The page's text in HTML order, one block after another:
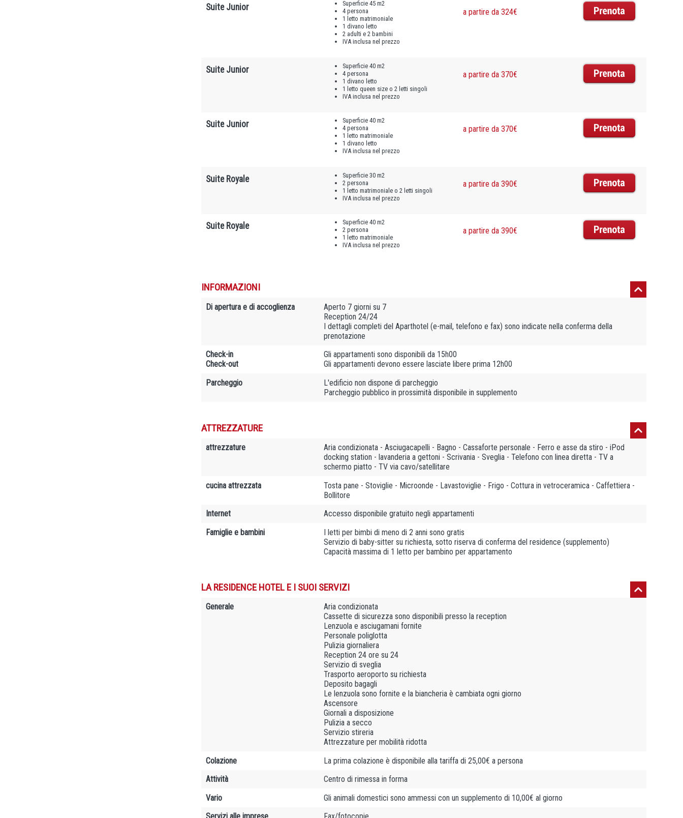
Suite Junior
Superficie 45 m2
4 persona
1 letto matrimoniale
1 divano letto
2 adulti e 2 bambini
IVA inclusa nel prezzo
a partire da 324€
Suite Junior
Superficie 40 m2
4 persona
1 divano letto
1 letto queen size o 2 letti singoli
IVA inclusa nel prezzo
a partire da 370€
Suite Junior
Superficie 40 m2
4 persona
1 letto matrimoniale
1 divano letto
IVA inclusa nel prezzo
a partire da 370€
Suite Royale
Superficie 30 m2
2 persona
1 letto matrimoniale o 2 letti singoli
IVA inclusa nel prezzo
a partire da 390€
Suite Royale
Superficie 40 m2
2 persona
1 letto matrimoniale
IVA inclusa nel prezzo
a partire da 390€
INFORMAZIONI
Di apertura e di accoglienza
Aperto 7 giorni su 7
Reception 24/24
I dettagli completi del Aparthotel (e-mail, telefono e fax) sono indicate nella conferma della
prenotazione
Check-in
Check-out
Gli appartamenti sono disponibili da 15h00
Gli appartamenti devono essere lasciate libere prima 12h00
Parcheggio
L'edificio non dispone di parcheggio
Parcheggio pubblico in prossimità disponibile in supplemento
ATTREZZATURE
attrezzature
Aria condizionata - Asciugacapelli - Bagno - Cassaforte personale - Ferro e asse da stiro - iPod
docking station - lavanderia a gettoni - Scrivania - Sveglia - Telefono con linea diretta - TV a
schermo piatto - TV via cavo/satellitare
cucina attrezzata
Tosta pane - Stoviglie - Microonde - Lavastoviglie - Frigo - Cottura in vetroceramica - Caffettiera -
Bollitore
Internet
Accesso disponibile gratuito negli appartamenti
Famiglie e bambini
I letti per bimbi di meno di 2 anni sono gratis
Servizio di baby-sitter su richiesta, sotto riserva di conferma del residence (supplemento)
Capacità massima di 1 letto per bambino per appartamento
LA RESIDENCE HOTEL E I SUOI SERVIZI
Generale
Aria condizionata
Cassette di sicurezza sono disponibili presso la reception
Lenzuola e asciugamani fornite
Personale poliglotta
Pulizia giornaliera
Reception 24 ore su 24
Servizio di sveglia
Trasporto aeroporto su richiesta
Deposito bagagli
Le lenzuola sono fornite e la biancheria è cambiata ogni giorno
Ascensore
Giornali a disposizione
Pulizia a secco
Servizio stireria
Attrezzature per mobilità ridotta
Colazione
La prima colazione è disponibile alla tariffa di 25,00€ a persona
Attività
Centro di rimessa in forma
Vario
Gli animali domestici sono ammessi con un supplemento di 10,00€ al giorno